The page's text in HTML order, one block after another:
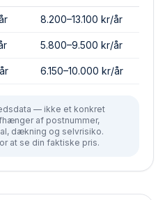
8.200–13.100 kr/år
5.800–9.500 kr/år
6.150–10.000 kr/år
— ikke et konkret
af postnummer,
dækning og selvrisiko.
at se din faktiske pris.